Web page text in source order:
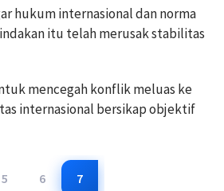
hukum internasional dan norma
itu telah merusak stabilitas
mencegah konflik meluas ke
internasional bersikap objektif
5 6 7